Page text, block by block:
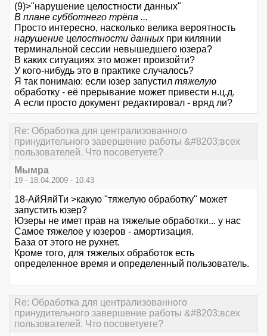
(9)>"нарушение целостности данных"
В плане субботнего трёпа ...
Просто интересно, насколько велика вероятность
нарушение целостности данныхпри килянии
терминальной сессии невышедшего юзера?
В каких ситуациях это может произойти?
У кого-нибудь это в практике случалось?
Я так понимаю: если юзер запустил тяжелую
обработку - её прерывание может привести н.ц.д.
А если просто документ редактировал - вряд ли?
Re: Обработка для централизованного
принудительного завершение работы &#8203;всех
пользователей. Что посоветуете?
Мымра
19 - 18.04.2009 - 10:43
18-АйЯяйТи >какую "тяжелую обработку" может
запустить юзер?
Юзеры не имет прав на тяжелые обработки... у нас
Самое тяжелое у юзеров - амортизация.
База от этого не рухнет.
Кроме того, для тяжелых обработок есть
определенное время и определенный пользователь.
Re: Обработка для централизованного
принудительного завершение работы &#8203;всех
пользователей. Что посоветуете?